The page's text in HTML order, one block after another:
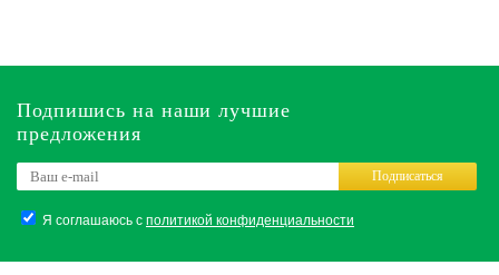
Подпишись на наши лучшие
предложения
Я соглашаюсь сполитикой конфиденциальности
Подписаться